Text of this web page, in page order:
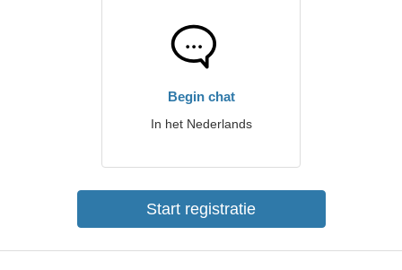
Begin chat
In het Nederlands
Start registratie